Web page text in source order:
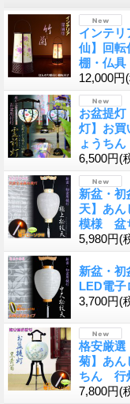
インテ
仙】回
棚・仏
12,000円
お盆提
灯】お
ょうち
6,500円(
新盆・初
天】あ
模様 盆
5,980円(
新盆・初
LED電子
3,700円(
格安厳
菊】あ
ちん 行
7,800円(